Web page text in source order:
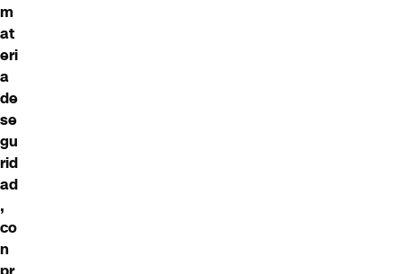
m
at
eri
a
de
se
gu
rid
ad
,
co
n